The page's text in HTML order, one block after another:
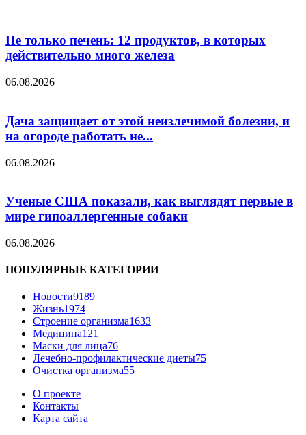
Не только печень: 12 продуктов, в которых
действительно много железа
06.08.2026
Дача защищает от этой неизлечимой болезни, и
на огороде работать не...
06.08.2026
Ученые США показали, как выглядят первые в
мире гипоаллергенные собаки
06.08.2026
ПОПУЛЯРНЫЕ КАТЕГОРИИ
Новости9189
Жизнь1974
Строение организма1633
Медицина121
Маски для лица76
Лечебно-профилактические диеты75
Очистка организма55
О проекте
Контакты
Карта сайта